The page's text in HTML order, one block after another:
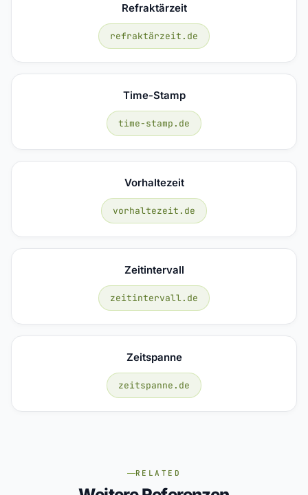
Refraktärzeit
refraktärzeit.de
Time-Stamp
time-stamp.de
Vorhaltezeit
vorhaltezeit.de
Zeitintervall
zeitintervall.de
Zeitspanne
zeitspanne.de
RELATED